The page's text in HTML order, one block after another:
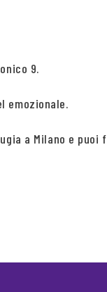
9.
emozionale.
a Milano e